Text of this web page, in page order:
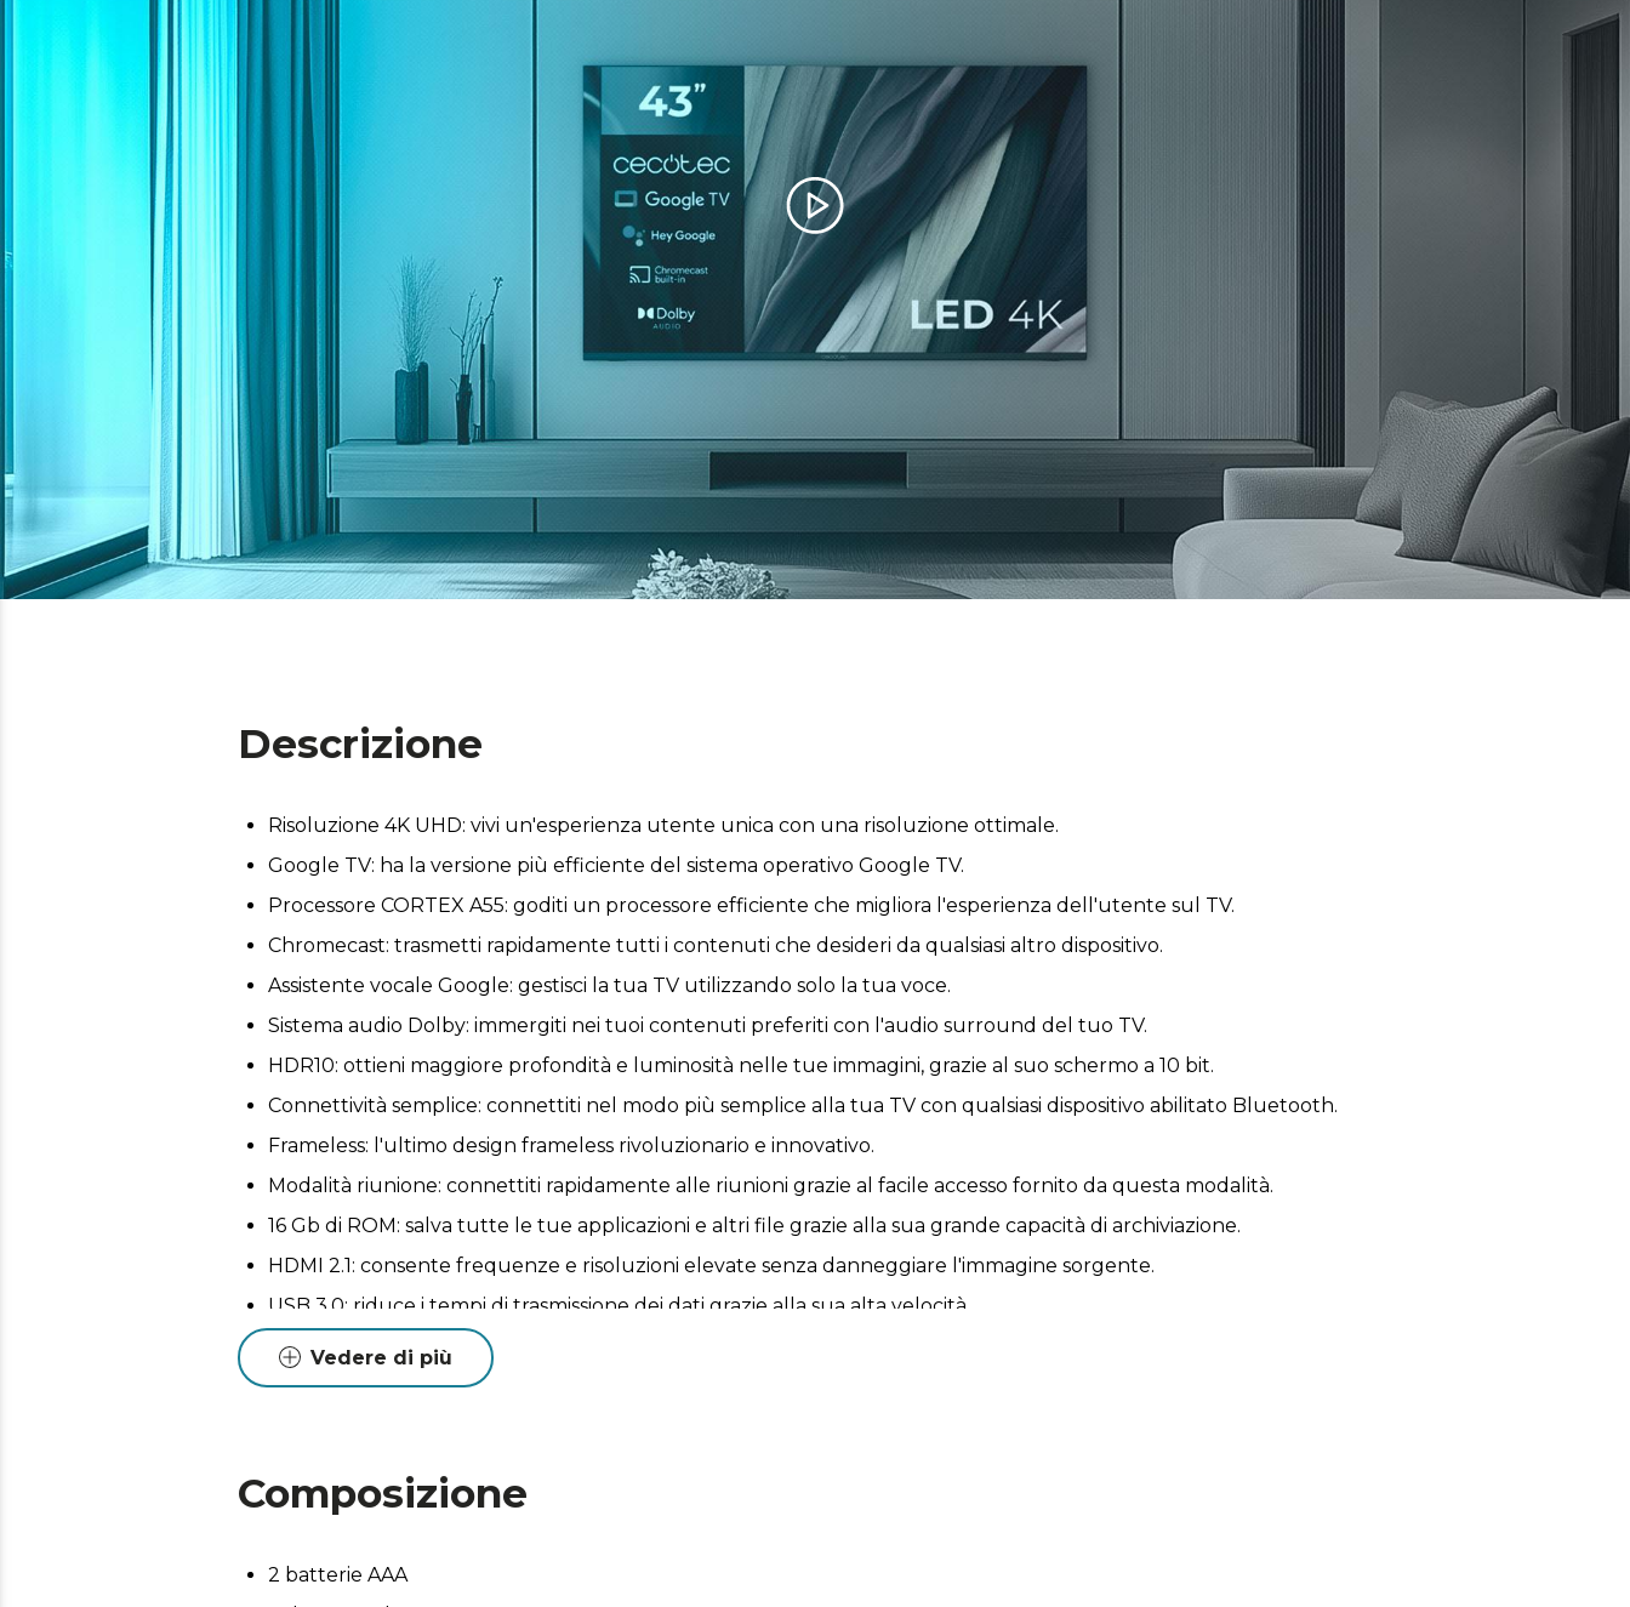
Descrizione
Risoluzione 4K UHD: vivi un'esperienza utente unica con una risoluzione ottimale.
Google TV: ha la versione più efficiente del sistema operativo Google TV.
Processore CORTEX A55: goditi un processore efficiente che migliora l'esperienza dell'utente sul TV.
Chromecast: trasmetti rapidamente tutti i contenuti che desideri da qualsiasi altro dispositivo.
Assistente vocale Google: gestisci la tua TV utilizzando solo la tua voce.
Sistema audio Dolby: immergiti nei tuoi contenuti preferiti con l'audio surround del tuo TV.
HDR10: ottieni maggiore profondità e luminosità nelle tue immagini, grazie al suo schermo a 10 bit.
Connettività semplice: connettiti nel modo più semplice alla tua TV con qualsiasi dispositivo abilitato Bluetooth.
Frameless: l'ultimo design frameless rivoluzionario e innovativo.
Modalità riunione: connettiti rapidamente alle riunioni grazie al facile accesso fornito da questa modalità.
16 Gb di ROM: salva tutte le tue applicazioni e altri file grazie alla sua grande capacità di archiviazione.
HDMI 2.1: consente frequenze e risoluzioni elevate senza danneggiare l'immagine sorgente.
USB 3.0: riduce i tempi di trasmissione dei dati grazie alla sua alta velocità.
Vedere di più
Composizione
2 batterie AAA